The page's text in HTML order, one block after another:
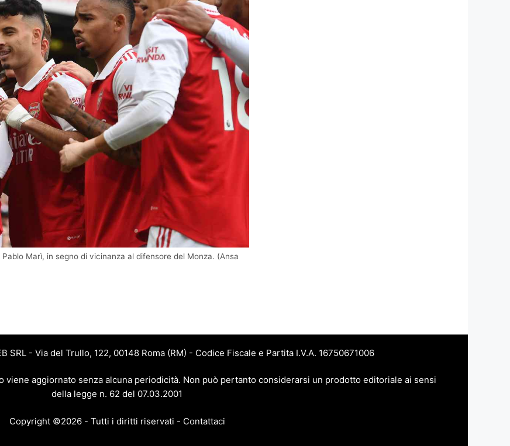
Marì, in segno di vicinanza al difensore del Monza. (Ansa
SRL - Via del Trullo, 122, 00148 Roma (RM) - Codice Fiscale e Partita I.V.A. 16750671006
viene aggiornato senza alcuna periodicità. Non può pertanto considerarsi un prodotto editoriale ai sensi
della legge n. 62 del 07.03.2001
Copyright ©2026 - Tutti i diritti riservati - Contattaci